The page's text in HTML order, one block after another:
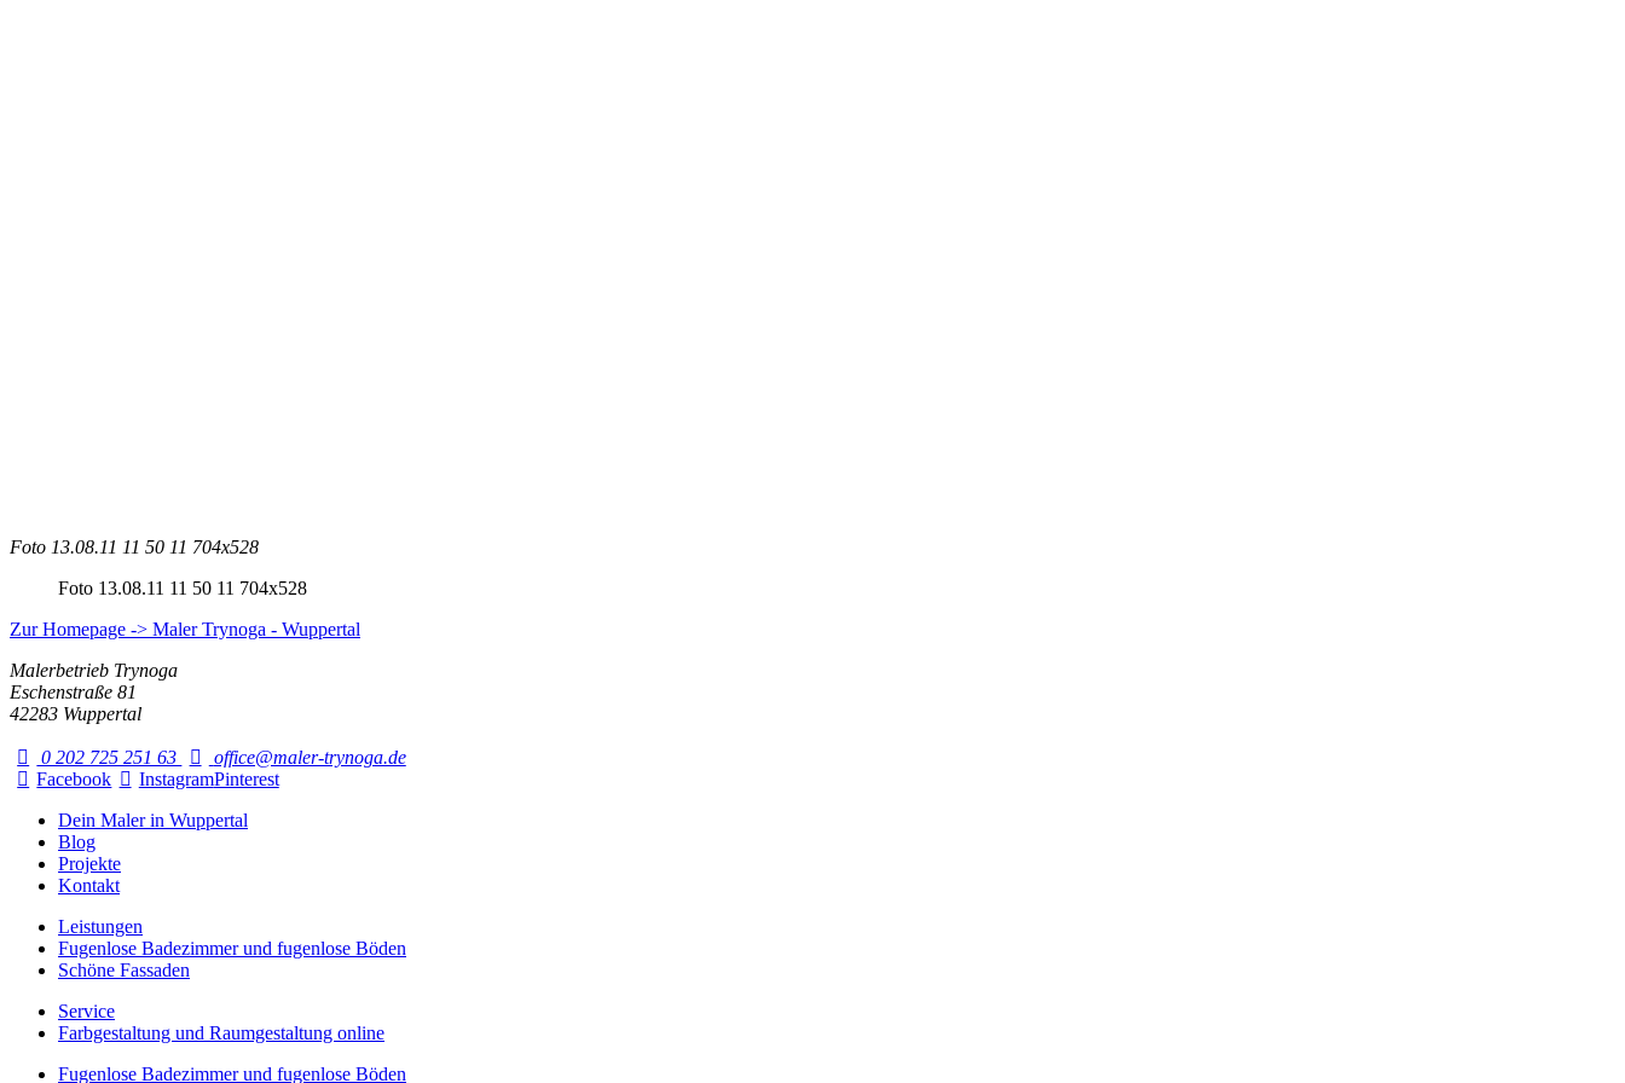
Foto 13.08.11 11 50 11 704x528
Foto 13.08.11 11 50 11 704x528
Zur Homepage -> Maler Trynoga - Wuppertal
Malerbetrieb Trynoga
Eschenstraße 81
42283 Wuppertal
0 202 725 251 63
office@maler-trynoga.de
Facebook
InstagramPinterest
Dein Maler in Wuppertal
Blog
Projekte
Kontakt
Leistungen
Fugenlose Badezimmer und fugenlose Böden
Schöne Fassaden
Service
Farbgestaltung und Raumgestaltung online
Fugenlose Badezimmer und fugenlose Böden